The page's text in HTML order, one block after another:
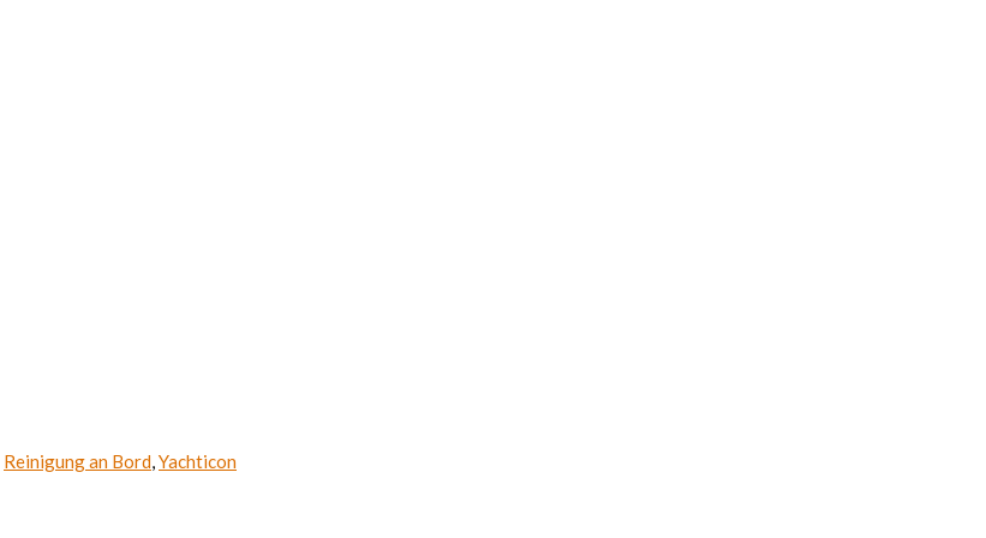
Reinigung an Bord,Yachticon